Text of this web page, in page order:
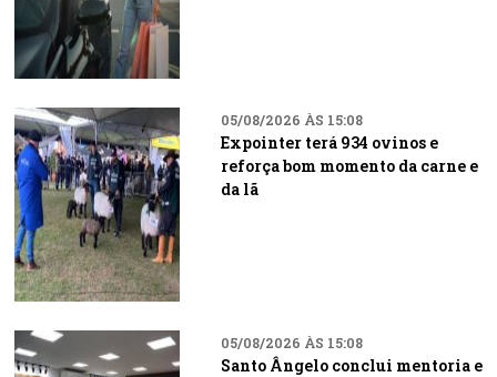
05/08/2026 ÀS 15:08
Expointer terá 934 ovinos e
reforça bom momento da carne e
da lã
05/08/2026 ÀS 15:08
Santo Ângelo conclui mentoria e